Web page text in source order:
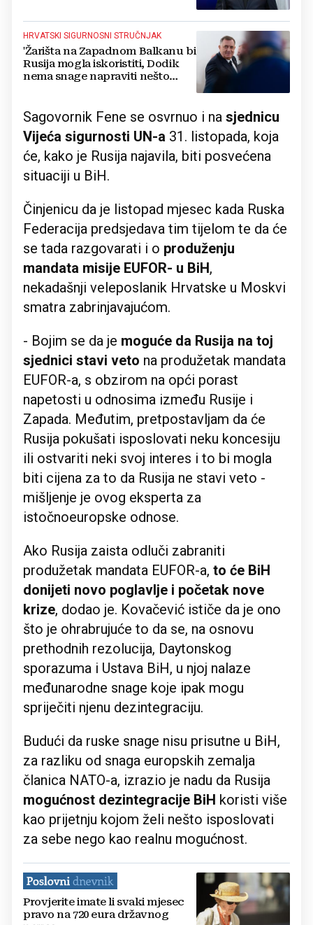
HRVATSKI SIGURNOSNI STRUČNJAK
'Žarišta na Zapadnom Balkanu bi
Rusija mogla iskoristiti, Dodik
nema snage napraviti nešto
Sagovornik Fene se osvrnuo i na sjednicu
Vijeća sigurnosti UN-a 31. listopada, koja
će, kako je Rusija najavila, biti posvećena
situaciji u BiH.
Činjenicu da je listopad mjesec kada Ruska
Federacija predsjedava tim tijelom te da će
se tada razgovarati i o produženju
mandata misije EUFOR- u BiH,
nekadašnji veleposlanik Hrvatske u Moskvi
smatra zabrinjavajućom.
- Bojim se da je moguće da Rusija na toj
sjednici stavi veto na produžetak mandata
EUFOR-a, s obzirom na opći porast
napetosti u odnosima između Rusije i
Zapada. Međutim, pretpostavljam da će
Rusija pokušati isposlovati neku koncesiju
ili ostvariti neki svoj interes i to bi mogla
biti cijena za to da Rusija ne stavi veto -
mišljenje je ovog eksperta za
istočnoeuropske odnose.
Ako Rusija zaista odluči zabraniti
produžetak mandata EUFOR-a, to će BiH
donijeti novo poglavlje i početak nove
krize, dodao je. Kovačević ističe da je ono
što je ohrabrujuće to da se, na osnovu
prethodnih rezolucija, Daytonskog
sporazuma i Ustava BiH, u njoj nalaze
međunarodne snage koje ipak mogu
spriječiti njenu dezintegraciju.
Budući da ruske snage nisu prisutne u BiH,
za razliku od snaga europskih zemalja
članica NATO-a, izrazio je nadu da Rusija
mogućnost dezintegracije BiH koristi više
kao prijetnju kojom želi nešto isposlovati
za sebe nego kao realnu mogućnost.
Provjerite imate li svaki mjesec
pravo na 720 eura državnog